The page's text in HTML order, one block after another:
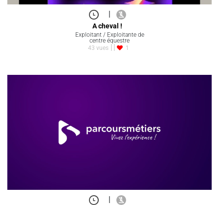
|
A cheval !
Exploitant / Exploitante de
centre équestre
43 vues
1
|